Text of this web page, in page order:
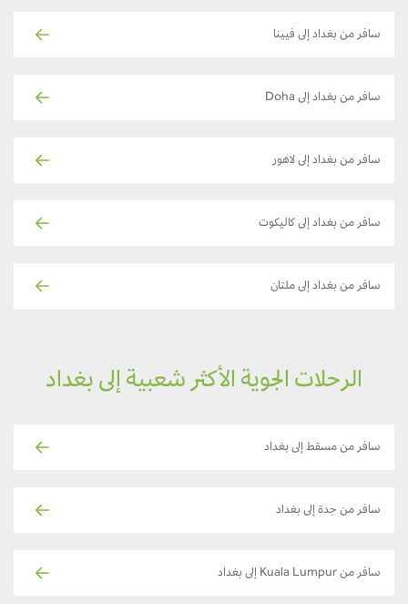
سافر من بغداد إلى فيينا
سافر من بغداد إلى Doha
سافر من بغداد إلى لاهور
سافر من بغداد إلى كاليكوت
سافر من بغداد إلى ملتان
الرحلات الجوية الأكثر شعبية إلى بغداد
سافر من مسقط إلى بغداد
سافر من جدة إلى بغداد
سافر من Kuala Lumpur إلى بغداد